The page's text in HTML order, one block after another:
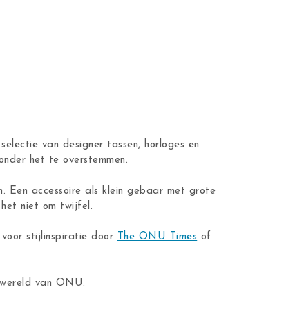
van designer tassen, horloges en
het te overstemmen.
Een accessoire als klein gebaar met grote
niet om twijfel.
voor stijlinspiratie door The ONU Times of
van ONU.